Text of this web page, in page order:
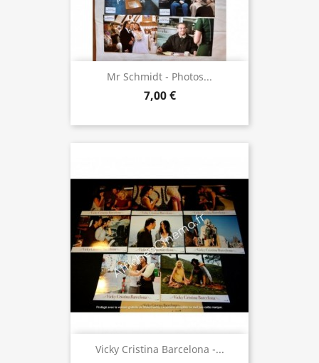
Mr Schmidt - Photos...
7,00 €
Vicky Cristina Barcelona -...